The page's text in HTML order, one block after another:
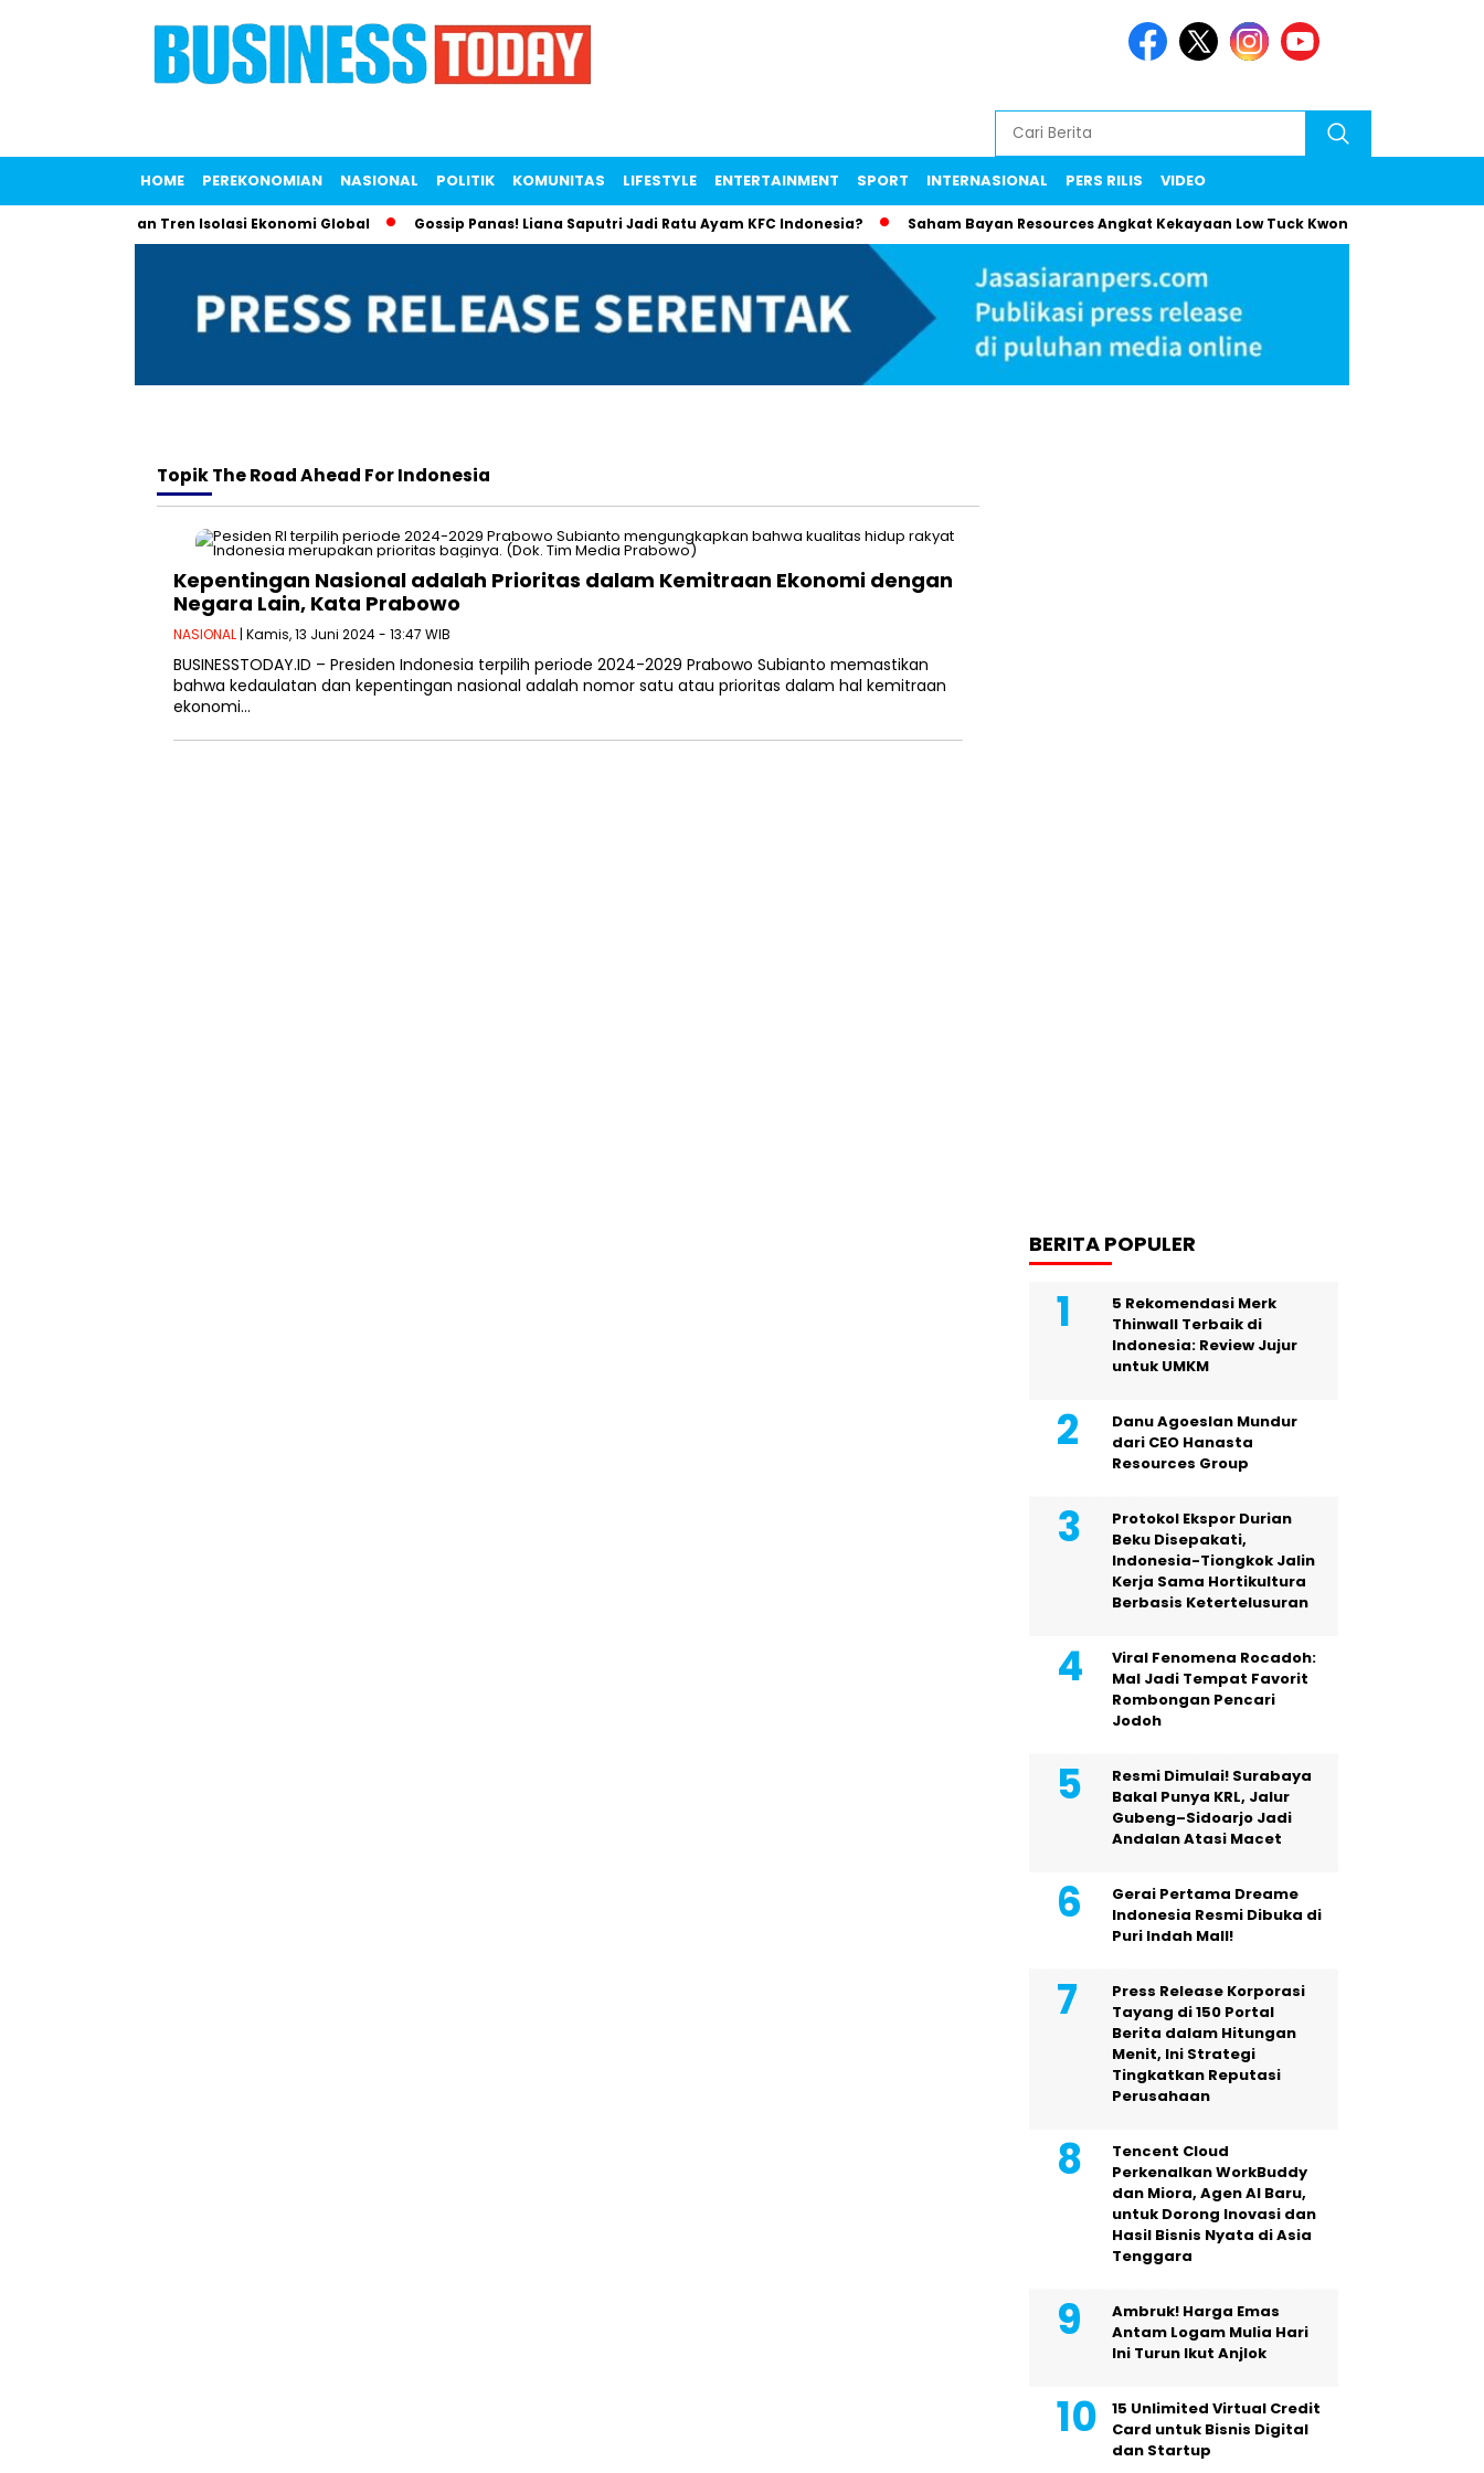
HOME PEREKONOMIAN NASIONAL POLITIK KOMUNITAS LIFESTYLE ENTERTAINMENT SPORT INTERNASIONAL PERS RILIS VIDEO
untuk Lawan Tren Isolasi Ekonomi Global Gossip Panas! Liana Saputri Jadi Ratu Ayam KFC Indonesia? Saham Bayan Resources Angkat Kekayaan Low Tuck Kwong ke Rekor Baru
TopikThe Road Ahead For Indonesia
Kepentingan Nasional adalah Prioritas dalam Kemitraan Ekonomi dengan
Negara Lain, Kata Prabowo
NASIONAL | Kamis, 13 Juni 2024 - 13:47 WIB
BUSINESSTODAY.ID – Presiden Indonesia terpilih periode 2024-2029 Prabowo Subianto memastikan
bahwa kedaulatan dan kepentingan nasional adalah nomor satu atau prioritas dalam hal kemitraan
ekonomi…
BERITA POPULER
5 Rekomendasi Merk
Thinwall Terbaik di
Indonesia: Review Jujur
untuk UMKM
Danu Agoeslan Mundur
dari CEO Hanasta
Resources Group
Protokol Ekspor Durian
Beku Disepakati,
Indonesia-Tiongkok Jalin
Kerja Sama Hortikultura
Berbasis Ketertelusuran
Viral Fenomena Rocadoh:
Mal Jadi Tempat Favorit
Rombongan Pencari
Jodoh
Resmi Dimulai! Surabaya
Bakal Punya KRL, Jalur
Gubeng–Sidoarjo Jadi
Andalan Atasi Macet
Gerai Pertama Dreame
Indonesia Resmi Dibuka di
Puri Indah Mall!
Press Release Korporasi
Tayang di 150 Portal
Berita dalam Hitungan
Menit, Ini Strategi
Tingkatkan Reputasi
Perusahaan
Tencent Cloud
Perkenalkan WorkBuddy
dan Miora, Agen AI Baru,
untuk Dorong Inovasi dan
Hasil Bisnis Nyata di Asia
Tenggara
Ambruk! Harga Emas
Antam Logam Mulia Hari
Ini Turun Ikut Anjlok
15 Unlimited Virtual Credit
Card untuk Bisnis Digital
dan Startup